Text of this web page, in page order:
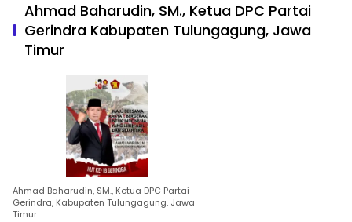
Ahmad Baharudin, SM., Ketua DPC Partai
Gerindra Kabupaten Tulungagung, Jawa
Timur
Ahmad Baharudin, SM., Ketua DPC Partai
Gerindra, Kabupaten Tulungagung, Jawa
Timur